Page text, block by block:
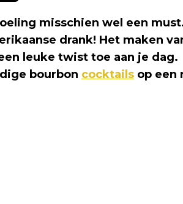
misschien wel een
drank! Het maken
leuke twist toe aan je dag.
bourbon cocktails op een